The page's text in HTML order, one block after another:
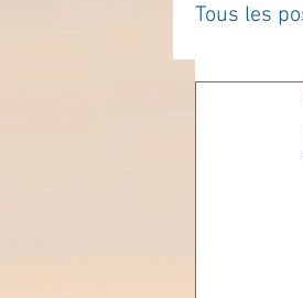
Tous les
La